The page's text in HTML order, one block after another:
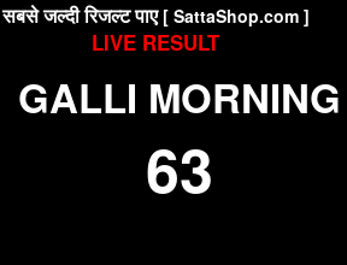
सबसे जल्दी रिजल्ट पाए [ SattaShop.com ]
LIVE RESULT
GALLI MORNING
63